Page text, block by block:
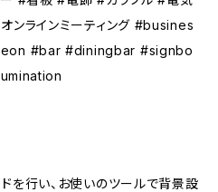
ンラインミーティング #busines
#bar #diningbar #signbo
を行い、お使いのツールで背景設